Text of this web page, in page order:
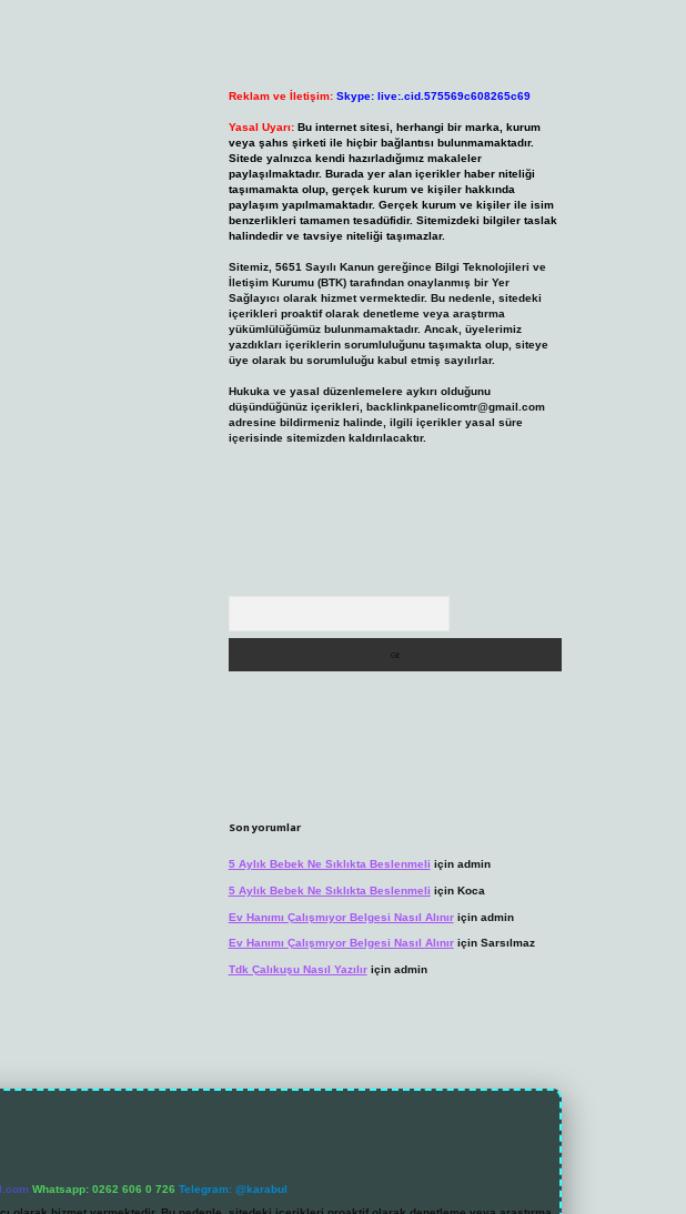
Reklam ve İletişim: Skype: live:.cid.575569c608265c69
Yasal Uyarı: Bu internet sitesi, herhangi bir marka, kurum
veya şahıs şirketi ile hiçbir bağlantısı bulunmamaktadır.
Sitede yalnızca kendi hazırladığımız makaleler
paylaşılmaktadır. Burada yer alan içerikler haber niteliği
taşımamakta olup, gerçek kurum ve kişiler hakkında
paylaşım yapılmamaktadır. Gerçek kurum ve kişiler ile isim
benzerlikleri tamamen tesadüfidir. Sitemizdeki bilgiler taslak
halindedir ve tavsiye niteliği taşımazlar.
Sitemiz, 5651 Sayılı Kanun gereğince Bilgi Teknolojileri ve
İletişim Kurumu (BTK) tarafından onaylanmış bir Yer
Sağlayıcı olarak hizmet vermektedir. Bu nedenle, sitedeki
içerikleri proaktif olarak denetleme veya araştırma
yükümlülüğümüz bulunmamaktadır. Ancak, üyelerimiz
yazdıkları içeriklerin sorumluluğunu taşımakta olup, siteye
üye olarak bu sorumluluğu kabul etmiş sayılırlar.
Hukuka ve yasal düzenlemelere aykırı olduğunu
düşündüğünüz içerikleri, backlinkpanelicomtr@gmail.com
adresine bildirmeniz halinde, ilgili içerikler yasal süre
içerisinde sitemizden kaldırılacaktır.
Son yorumlar
5 Aylık Bebek Ne Sıklıkta Beslenmeli için admin
5 Aylık Bebek Ne Sıklıkta Beslenmeli için Koca
Ev Hanımı Çalışmıyor Belgesi Nasıl Alınıriçin admin
Ev Hanımı Çalışmıyor Belgesi Nasıl Alınıriçin Sarsılmaz
Tdk Çalıkuşu Nasıl Yazılıriçin admin
Whatsapp: 0262 606 0 726 Telegram: @karabul